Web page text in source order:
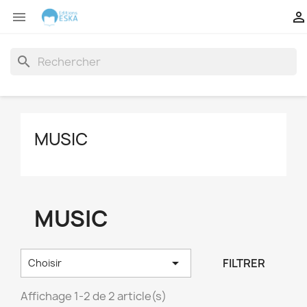
 
search
MUSIC
MUSIC
Choisir  FILTRER
Affichage 1-2 de 2 article(s)